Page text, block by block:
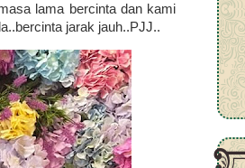
lama bercinta dan kami
jarak jauh..PJJ..